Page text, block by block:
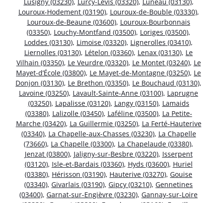
Louroux-Hodement (03190), Louroux-de-Bouble (03330),
Louroux-de-Beaune (03600), Louroux-Bourbonnais
(03350), Louchy-Montfand (03500), Loriges (03500),
Loddes (03130), Limoise (03320), Lignerolles (03410),
Liernolles (03130), Lételon (03360), Lenax (03130), Le
Vilhain (03350), Le Veurdre (03320), Le Montet (03240), Le
Mayet-d’École (03800), Le Mayet-de-Montagne (03250), Le
Donjon (03130), Le Brethon (03350), Le Bouchaud (03130),
Lavoine (03250), Lavault-Sainte-Anne (03100), Laprugne
(03250), Lapalisse (03120), Langy (03150), Lamaids
(03380), Lalizolle (03450), Laféline (03500), La Petite-
Marche (03420), La Guillermie (03250), La Ferté-Hauterive
(03340), La Chapelle-aux-Chasses (03230), La Chapelle
(73660), La Chapelle (03300), La Chapelaude (03380),
Jenzat (03800), Jaligny-sur-Besbre (03220), Isserpent
(03120), Isle-et-Bardais (03360), Hyds (03600), Huriel
(03380), Hérisson (03190), Hauterive (03270), Gouise
(03340), Givarlais (03190), Gipcy (03210), Gennetines
(03400), Garnat-sur-Engièvre (03230), Gannay-sur-Loire